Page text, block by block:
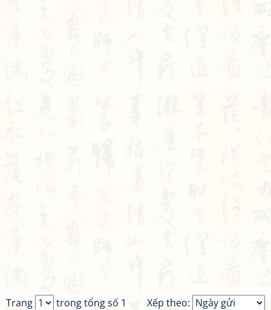
Xếp theo:
Trang
trong tổng số 1